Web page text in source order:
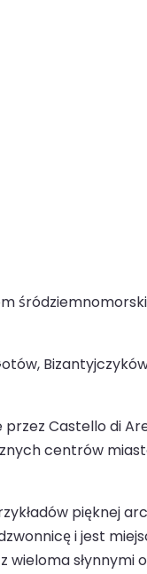
Castello di
centrów
pięknej
i jest
wieloma